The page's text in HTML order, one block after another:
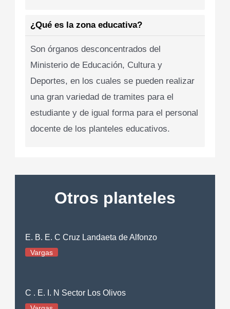
¿Qué es la zona educativa?
Son órganos desconcentrados del
Ministerio de Educación, Cultura y
Deportes, en los cuales se pueden realizar
una gran variedad de tramites para el
estudiante y de igual forma para el personal
docente de los planteles educativos.
Otros planteles
E. B. E. C Cruz Landaeta de Alfonzo
Vargas
C . E. I. N Sector Los Olivos